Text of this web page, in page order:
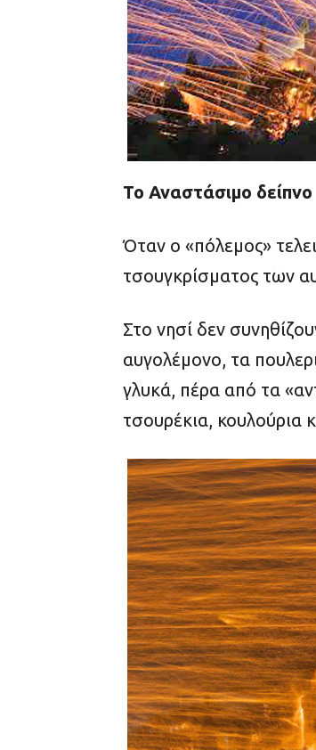
Το Αναστάσιμο δείπνο
Όταν ο «πόλεμος»
τσουγκρίσματος των
Στο νησί δεν
αυγολέμονο, τα
γλυκά, πέρα από τα
τσουρέκια, κουλούρια